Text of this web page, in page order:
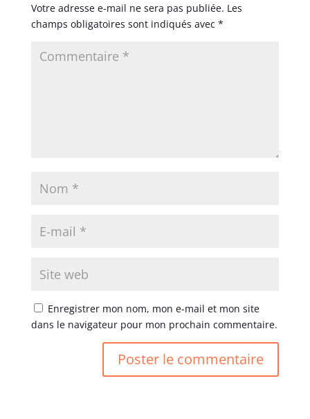
Votre adresse e-mail ne sera pas publiée. Les
champs obligatoires sont indiqués avec *
Enregistrer mon nom, mon e-mail et mon site
dans le navigateur pour mon prochain commentaire.